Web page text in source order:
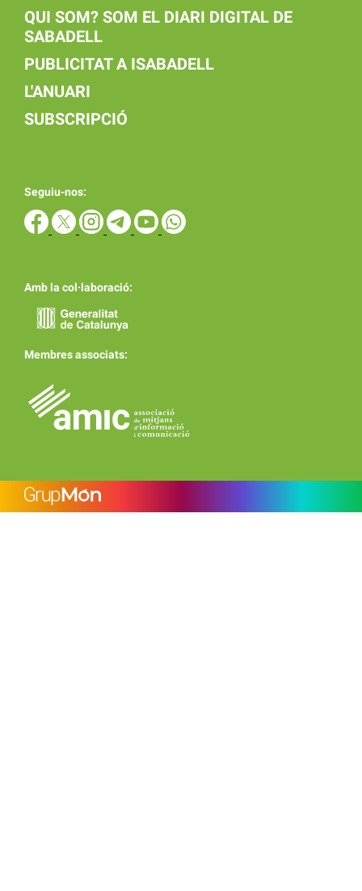
QUI SOM? SOM EL DIARI DIGITAL DE
SABADELL
PUBLICITAT A ISABADELL
L'ANUARI
SUBSCRIPCIÓ
Seguiu-nos:
Amb la col·laboració:
Membres associats: